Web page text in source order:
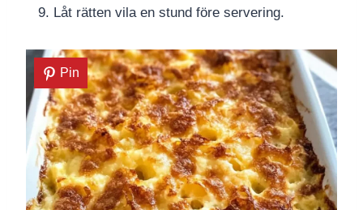
Låt rätten vila en stund före servering.
Pin